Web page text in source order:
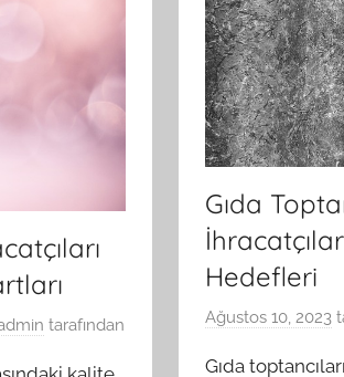
tarafından
Gıda
Hedefleri
Ağustos 10, 2023
Gıda